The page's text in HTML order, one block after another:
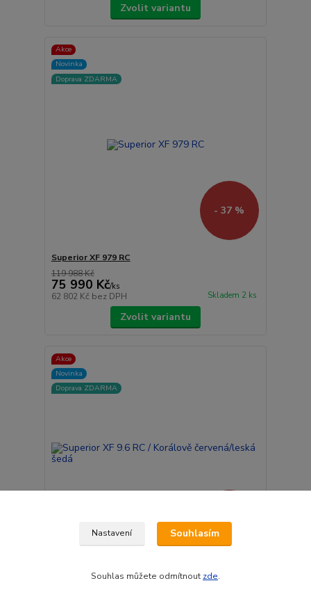
Zvolit variantu
Akce
Novinka
Doprava ZDARMA
- 37 %
Superior XF 979 RC
119 988 Kč
75 990 Kč/ks
62 802 Kč bez DPH Skladem 2 ks
Zvolit variantu
Akce
Novinka
Doprava ZDARMA
- 18 %
Nastavení Souhlasím
Souhlas můžete odmítnout zde.